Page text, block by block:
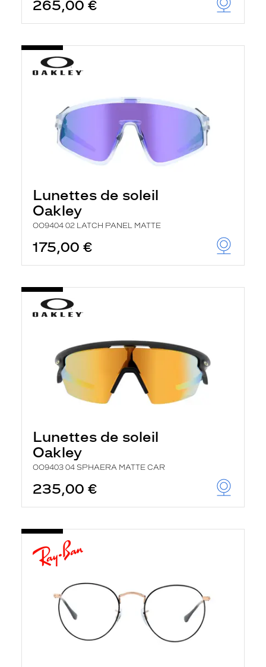
265,00 €
Lunettes de soleil
Oakley
OO9404 02 LATCH PANEL MATTE
175,00 €
Lunettes de soleil
Oakley
OO9403 04 SPHAERA MATTE CAR
235,00 €